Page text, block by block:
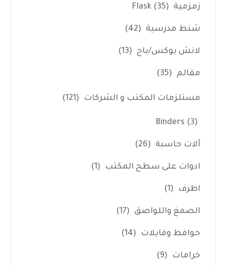
زمزمية Flask (35)
شنط مدرسية (42)
لانش بوكس/باج (13)
مقالم (35)
مستلزمات المكتب و الشركات (121)
Binders (3)
آلات حاسبة (26)
ادوات على سطح المكتب (1)
اظرف (1)
الصمغ واللواصق (17)
حوافظ وفايلات (14)
خرامات (9)